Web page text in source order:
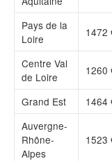
Pays de la
Loire
1472
Centre Val
de Loire
1260
Grand Est 1464
Auvergne-
Rhône-
Alpes
1523